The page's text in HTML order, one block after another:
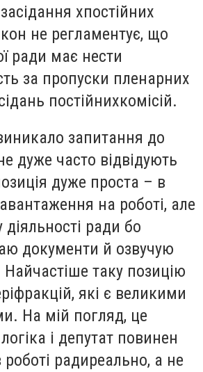
хпостійних
не регламентує, що
ради має нести
за пропуски пленарних
постійнихкомісій.
запитання до
дуже часто відвідують
дуже проста – в
на роботі, але
діяльності ради бо
документи й озвучую
таку позицію
які є великими
На мій погляд, це
і депутат повинен
роботі радиреально, а не